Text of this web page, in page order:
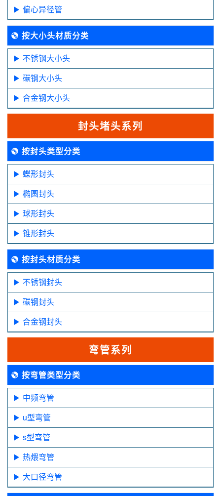
偏心异径管
按大小头材质分类
不锈钢大小头
碳钢大小头
合金钢大小头
封头堵头系列
按封头类型分类
蝶形封头
椭圆封头
球形封头
锥形封头
按封头材质分类
不锈钢封头
碳钢封头
合金钢封头
弯管系列
按弯管类型分类
中频弯管
u型弯管
s型弯管
热煨弯管
大口径弯管